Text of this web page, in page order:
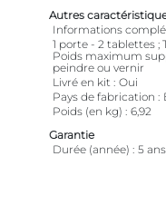
Autres
Informations
1 porte - 2 tablettes ;
Poids maximum
peindre ou vernir
Livré en kit Oui
Pays de fabrication
Poids (en kg)
6,92
Garantie
Durée (année)
5 ans